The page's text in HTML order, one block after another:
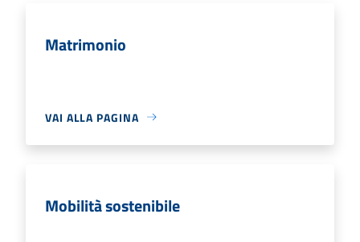
Matrimonio
VAI ALLA PAGINA
Mobilità sostenibile